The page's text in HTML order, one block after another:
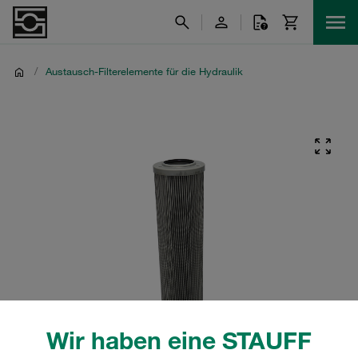
Wir haben eine STAUFF
/ Austausch-Filterelemente für die Hydraulik